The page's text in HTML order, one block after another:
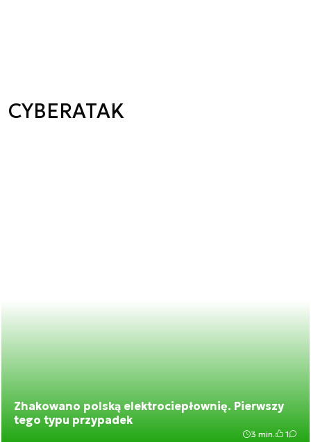
CYBERATAK
Zhakowano polską elektrociepłownię. Pierwszy
tego typu przypadek
3 min. 1